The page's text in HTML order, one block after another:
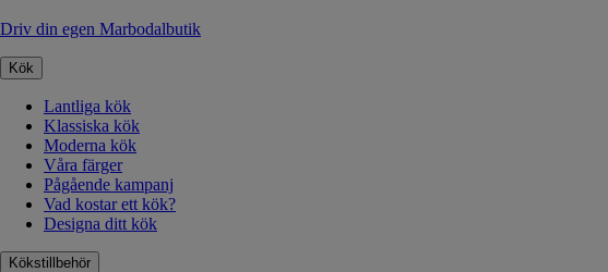
Driv din egen Marbodalbutik
Kök
Lantliga kök
Klassiska kök
Moderna kök
Våra färger
Pågående kampanj
Vad kostar ett kök?
Designa ditt kök
Kökstillbehör